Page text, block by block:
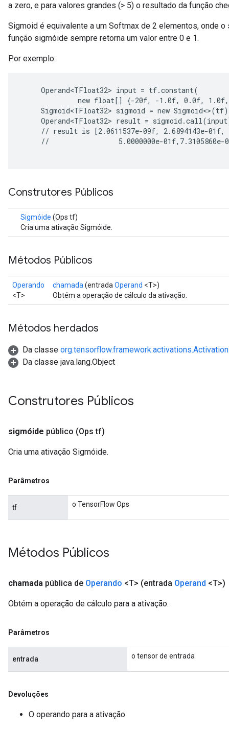
a zero, e para valores grandes (> 5) o resultado da função
Sigmoid é equivalente a um Softmax de 2 elementos, onde
função sigmóide sempre retorna um valor entre 0 e 1.
Por exemplo:
     Operand<TFloat32> input = tf.constant(
new float[] {-20f, -1.0f, 0.0f,
Sigmoid<TFloat32> sigmoid = new
Operand<TFloat32> result =
     // result is [2.0611537e-09f, 2.6894143e-01f,
//                 5.0000000e-01f,7.3105860e-
Construtores Públicos
Sigmóide (Ops tf)
Cria uma ativação Sigmóide.
Métodos Públicos
Operando
<T>
chamada (entrada Operand <T>)
Obtém a operação de cálculo da ativação.
Métodos herdados
Da classe org.tensorflow.framework.activations.Activation
Da classe java.lang.Object
Construtores Públicos
sigmóide público (Ops tf)
Cria uma ativação Sigmóide.
Parâmetros
tf o TensorFlow Ops
Métodos Públicos
chamada pública de Operando <T> (entrada Operand <T>)
Obtém a operação de cálculo para a ativação.
Parâmetros
entrada o tensor de entrada
Devoluções
O operando para a ativação